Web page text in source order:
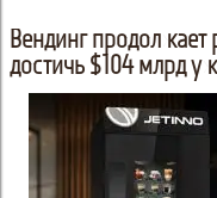
Вендинг
достичь $104 млрд